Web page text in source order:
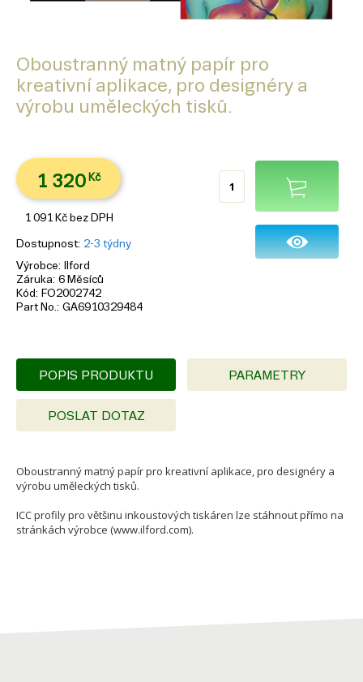
Oboustranný matný papír pro
kreativní aplikace, pro designéry a
výrobu uměleckých tisků.
1 320 Kč
1 091 Kč bez DPH
Dostupnost 2-3 týdny
Výrobce
Ilford
Záruka 6 Měsíců
Kód
FO2002742
Part No. GA6910329484
POPIS PRODUKTU PARAMETRY
POSLAT DOTAZ
Oboustranný matný papír pro kreativní aplikace, pro designéry a
výrobu uměleckých tisků.
ICC profily pro většinu inkoustových tiskáren lze stáhnout přímo na
stránkách výrobce (www.ilford.com).